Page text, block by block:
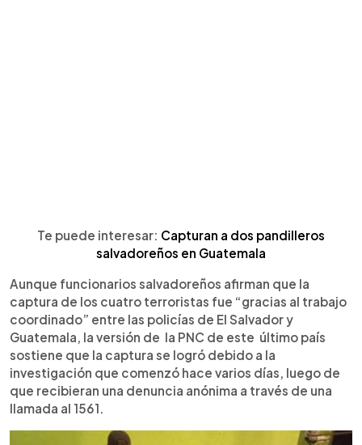
Te puede interesar: Capturan a dos pandilleros
salvadoreños en Guatemala
Aunque funcionarios salvadoreños afirman que la
captura de los cuatro terroristas fue “gracias al trabajo
coordinado” entre las policías de El Salvador y
Guatemala, la versión de la PNC de este último país
sostiene que la captura se logró debido a la
investigación que comenzó hace varios días, luego de
que recibieran una denuncia anónima a través de una
llamada al 1561.